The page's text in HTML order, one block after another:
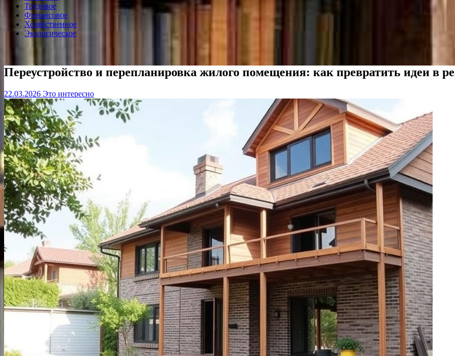
Трудовое
Финансовое
Хозяйственное
Экологическое
Переустройство и перепланировка жилого помещения: как превратить идеи в
22.03.2026 Это интересно